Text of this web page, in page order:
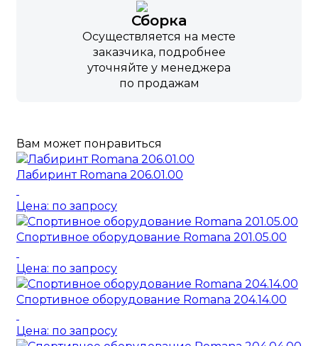
Сборка
Осуществляется на месте
заказчика, подробнее
уточняйте у менеджера
по продажам
Вам может понравиться
Лабиринт Romana 206.01.00
Цена: по запросу
Спортивное оборудование Romana 201.05.00
Цена: по запросу
Спортивное оборудование Romana 204.14.00
Цена: по запросу